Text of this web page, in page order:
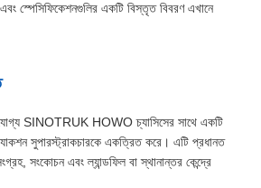
এবং স্পেসিফিকেশনগুলির একটি বিস্তৃত বিবরণ এখানে
SINOTRUK HOWO চ্যাসিসের সাথে একটি
সুপারস্ট্রাকচারকে একত্রিত করে। এটি প্রধানত
সংকোচন এবং ল্যান্ডফিল বা স্থানান্তর কেন্দ্রে